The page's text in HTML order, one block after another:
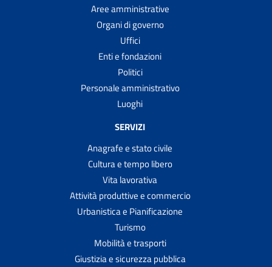
Aree amministrative
Organi di governo
Uffici
Enti e fondazioni
Politici
Personale amministrativo
Luoghi
SERVIZI
Anagrafe e stato civile
Cultura e tempo libero
Vita lavorativa
Attività produttive e commercio
Urbanistica e Pianificazione
Turismo
Mobilità e trasporti
Giustizia e sicurezza pubblica